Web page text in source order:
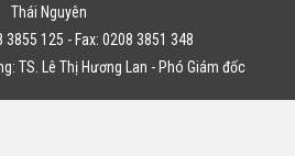
Thái Nguyên
125 - Fax: 0208 3851 348
TS. Lê Thị Hương Lan - Phó Giám đốc